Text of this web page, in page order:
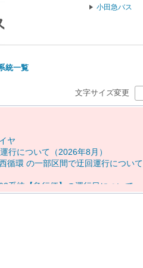
小田急バス
統一覧
文字サイズ変更
イヤ
運行について （2026年8月 ）
循環 の一部区間で迂回運行について
93系統 【急 行便】 の 運行日 に つ い て